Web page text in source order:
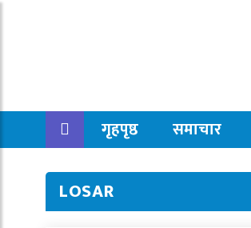
गृहपृष्ठ समाचार
LOSAR